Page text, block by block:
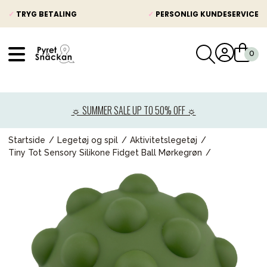
✓ TRYG BETALING ✓ PERSONLIG KUNDESERVICE
☼ SUMMER SALE UP TO 50% OFF ☼
Startside Legetøj og spil
Aktivitetslegetøj
Tiny Tot Sensory Silikone Fidget Ball Mørkegrøn
Barnevogne
Autostole
Baby
Legetøj og spil
Mor & Far
Møbler & sengetøj